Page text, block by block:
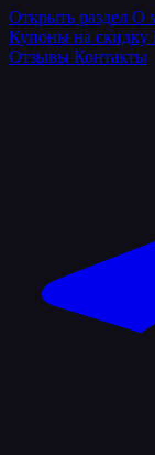
Открыть раздел О
Купоны на скидку
Отзывы Контакты